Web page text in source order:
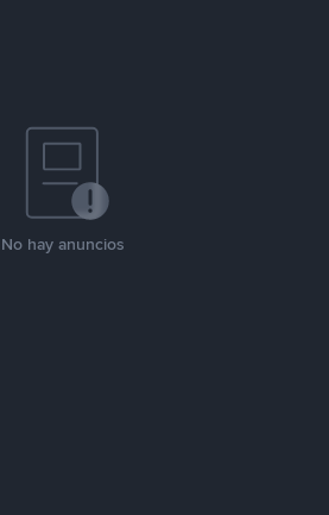
No hay anuncios